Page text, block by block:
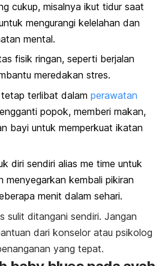
cukup, misalnya ikut tidur saat
mengurangi kelelahan dan
mental.
fisik ringan, seperti berjalan
meredakan stres.
terlibat dalam perawatan
popok, memberi makan,
bayi untuk memperkuat ikatan
diri sendiri alias me time untuk
menyegarkan kembali pikiran
menit dalam sehari.
sulit ditangani sendiri. Jangan
dari konselor atau psikolog
yang tepat.